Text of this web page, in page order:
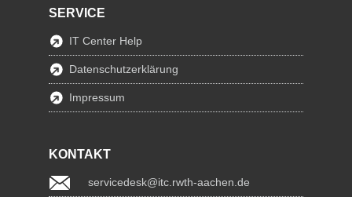
SERVICE
IT Center Help
Datenschutzerklärung
Impressum
KONTAKT
servicedesk@itc.rwth-aachen.de